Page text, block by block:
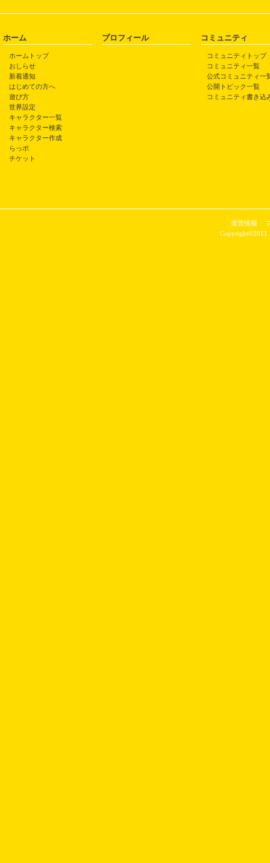
ホーム
ホームトップ
おしらせ
新着通知
はじめての方へ
遊び方
世界設定
キャラクター一覧
キャラクター検索
キャラクター作成
らっポ
チケット
プロフィール コミュニティ
コミュニティトップ
コミュニティ一覧
公式コミュニティ一
公開トピック一覧
コミュニティ書き込
運営情報
Copyright©2011